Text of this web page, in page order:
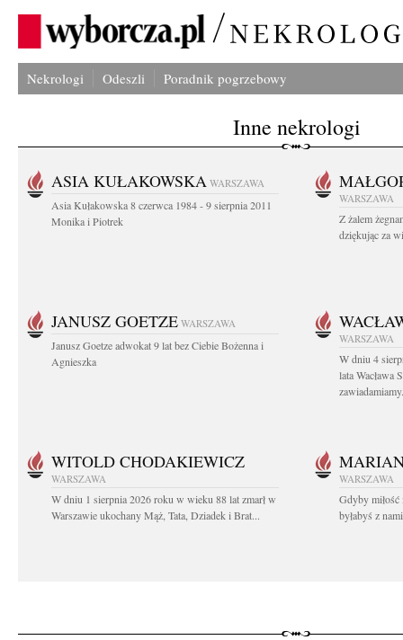
Nekrologi Odeszli Poradnik pogrzebowy
Inne nekrologi
ASIA KUŁAKOWSKA WARSZAWA
Asia Kułakowska 8 czerwca 1984 - 9 sierpnia 2011
Monika i Piotrek
WARSZAWA
Z żalem
dziękując za
JANUSZ GOETZE WARSZAWA
Janusz Goetze adwokat 9 lat bez Ciebie Bożenna i
Agnieszka
WARSZAWA
W dniu 4
lata Wacława
WITOLD CHODAKIEWICZ
WARSZAWA
W dniu 1 sierpnia 2026 roku w wieku 88 lat zmarł w
Warszawie ukochany Mąż, Tata, Dziadek i Brat...
WARSZAWA
Gdyby miłość
byłabyś z